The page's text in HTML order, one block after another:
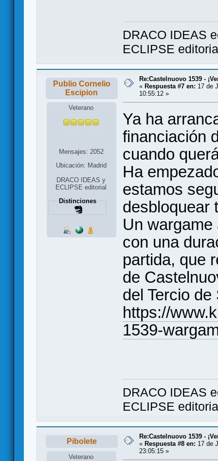
DRACO IDEAS
ECLIPSE
Publio Cornelio
Escipion
Veterano
Mensajes: 2052
Ubicación: Madrid
DRACO IDEAS y
ECLIPSE editorial
Distinciones
Re:Castelnuovo 1539 -
« Respuesta #7 en: 17 de
10:55:12 »
Ya ha
financiación
cuando
Ha
estamos
desbloquear
Un
con una
partida, que
de
del Tercio
https://
1539-
DRACO IDEAS
ECLIPSE
Pibolete
Veterano
Re:Castelnuovo 1539 -
« Respuesta #8 en: 17 de
23:05:15 »